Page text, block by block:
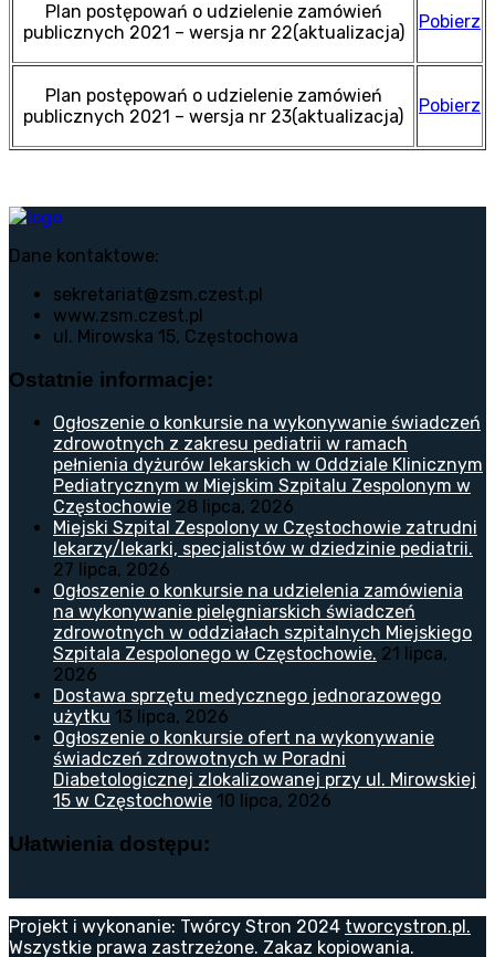
Plan postępowań o udzielenie zamówień
publicznych 2021 – wersja nr 22(aktualizacja)
Pobierz
Plan postępowań o udzielenie zamówień
publicznych 2021 – wersja nr 23(aktualizacja)
Pobierz
Dane kontaktowe:
sekretariat@zsm.czest.pl
www.zsm.czest.pl
ul. Mirowska 15, Częstochowa
Ostatnie informacje:
Ogłoszenie o konkursie na wykonywanie świadczeń
zdrowotnych z zakresu pediatrii w ramach
pełnienia dyżurów lekarskich w Oddziale Klinicznym
Pediatrycznym w Miejskim Szpitalu Zespolonym w
Częstochowie 28 lipca, 2026
Miejski Szpital Zespolony w Częstochowie zatrudni
lekarzy/lekarki, specjalistów w dziedzinie pediatrii.
27 lipca, 2026
Ogłoszenie o konkursie na udzielenia zamówienia
na wykonywanie pielęgniarskich świadczeń
zdrowotnych w oddziałach szpitalnych Miejskiego
Szpitala Zespolonego w Częstochowie. 21 lipca,
2026
Dostawa sprzętu medycznego jednorazowego
użytku 13 lipca, 2026
Ogłoszenie o konkursie ofert na wykonywanie
świadczeń zdrowotnych w Poradni
Diabetologicznej zlokalizowanej przy ul. Mirowskiej
15 w Częstochowie 10 lipca, 2026
Ułatwienia dostępu:
Projekt i wykonanie: Twórcy Stron 2024 tworcystron.pl.
Wszystkie prawa zastrzeżone. Zakaz kopiowania.